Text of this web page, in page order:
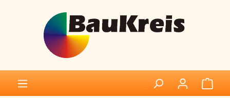
Zum Hauptinhalt springen